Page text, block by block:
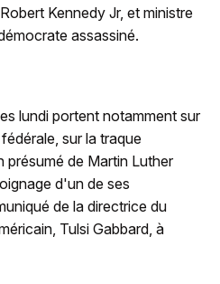
Kennedy Jr, et ministre
assassiné.
lundi portent notamment sur
sur la traque
présumé de Martin Luther
d'un de ses
de la directrice du
Tulsi Gabbard, à